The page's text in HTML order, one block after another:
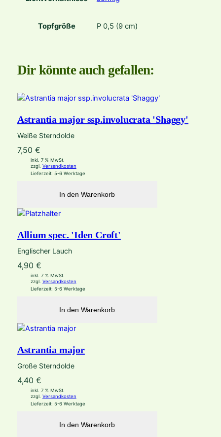
Topfgröße P 0,5 (9 cm)
Dir könnte auch gefallen:
Astrantia major ssp.involucrata 'Shaggy'
Weiße Sterndolde
7,50 €
inkl. 7 % MwSt.
zzgl. Versandkosten
Lieferzeit: 5-6 Werktage
In den Warenkorb
Allium spec. 'Iden Croft'
Englischer Lauch
4,90 €
inkl. 7 % MwSt.
zzgl. Versandkosten
Lieferzeit: 5-6 Werktage
In den Warenkorb
Astrantia major
Große Sterndolde
4,40 €
inkl. 7 % MwSt.
zzgl. Versandkosten
Lieferzeit: 5-6 Werktage
In den Warenkorb